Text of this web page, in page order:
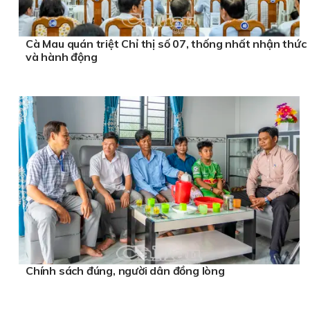
Cà Mau quán triệt Chỉ thị số 07, thống nhất nhận thức
và hành động
Chính sách đúng, người dân đồng lòng